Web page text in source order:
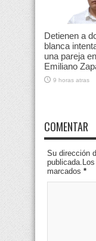
Detienen a
blanca
una pareja
Emiliano
9 horas atras
COMENTAR
Su dirección
marcados *